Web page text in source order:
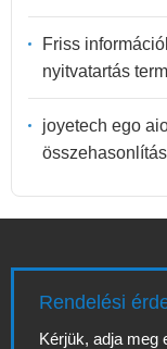
Friss
nyitvatartás
joyetech ego
Rendelési
Kérjük, adja meg